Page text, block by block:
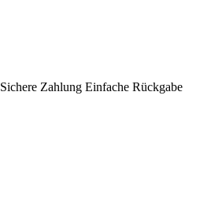
Sichere Zahlung Einfache Rückgabe